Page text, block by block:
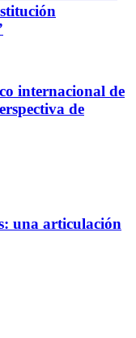
internacional de
de
una articulación